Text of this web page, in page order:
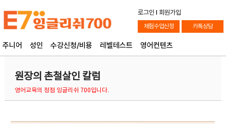
로그인 l 회원가입
체험수업신청 카톡상담
주니어 성인 수강신청/비용 레벨테스트 영어컨텐츠
원장의 촌철살인 칼럼
영어교육의 정점 잉글리쉬 700입니다.